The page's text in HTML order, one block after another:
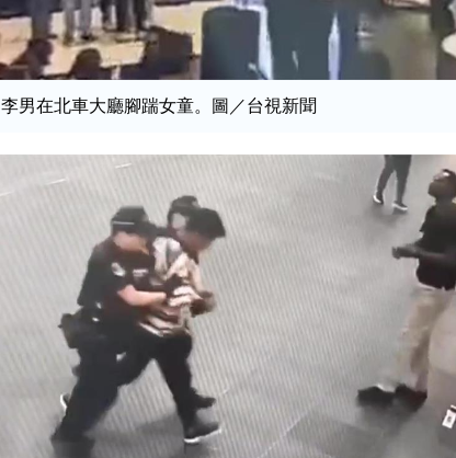
李男在北車大廳腳踹女童。圖／台視新聞